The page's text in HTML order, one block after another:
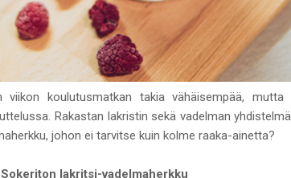
koulutusmatkan takia vähäisempää, mutta
Rakastan lakristin sekä vadelman
johon ei tarvitse kuin kolme raaka-ainetta?
Sokeriton lakritsi-vadelmaherkku